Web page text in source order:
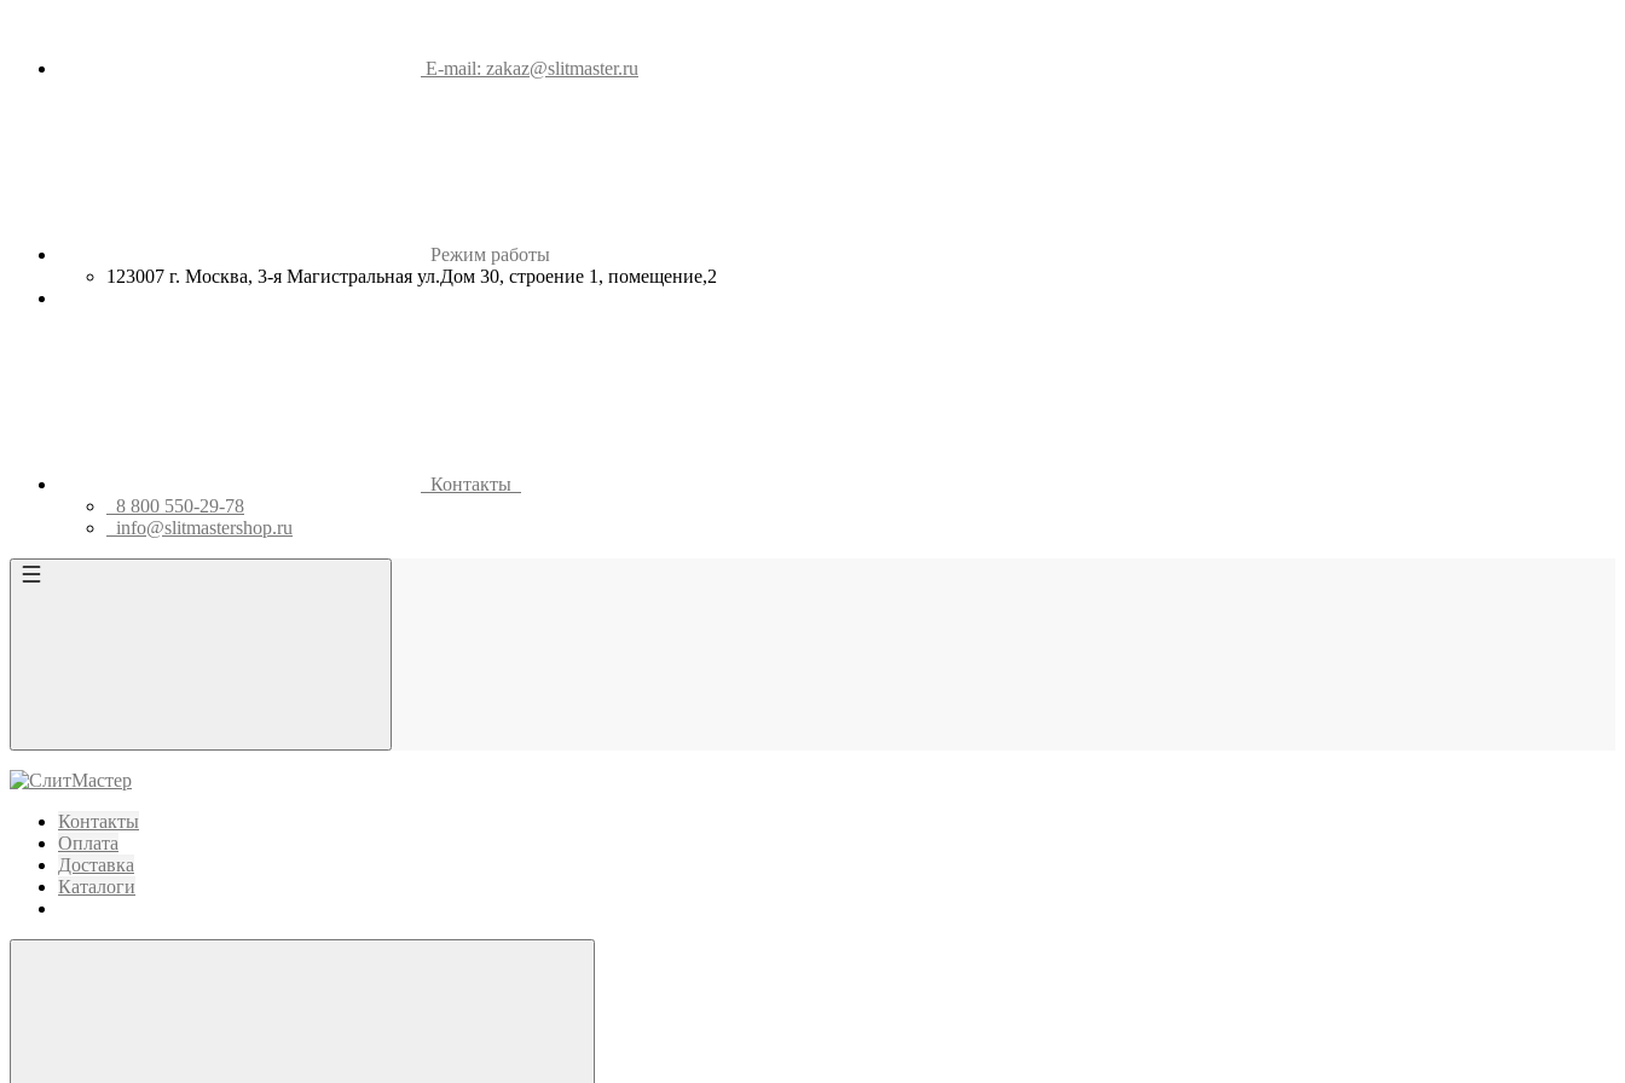
E-mail: zakaz@slitmaster.ru
Режим работы
123007 г. Москва, 3-я Магистральная ул.Дом 30, строение 1, помещение,2
Контакты
8 800 550-29-78
info@slitmastershop.ru
Контакты
Оплата
Доставка
Каталоги